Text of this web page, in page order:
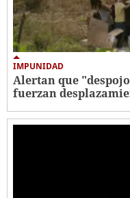
IMPUNIDAD
Alertan que
fuerzan